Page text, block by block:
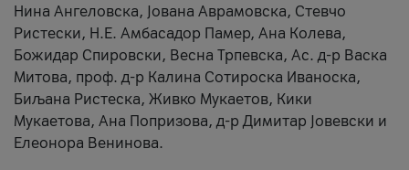
Нина Ангеловска, Јована Аврамовска, Стевчо
Ристески, Н.Е. Амбасадор Памер, Ана Колева,
Божидар Спировски, Весна Трпевска, Ас. д-р Васка
Митова, проф. д-р Калина Сотироска Иваноска,
Биљана Ристеска, Живко Мукаетов, Кики
Мукаетова, Ана Попризова, д-р Димитар Јовевски и
Елеонора Венинова.